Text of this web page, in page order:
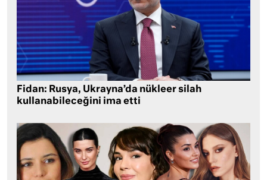
Fidan: Rusya, Ukrayna’da nükleer silah
kullanabileceğini ima etti